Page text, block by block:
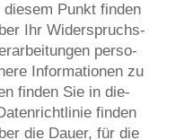
Punkt fin­den
Ihr Wider­spruchs­
per­so­
Infor­ma­tio­nen zu
fin­den Sie in die­
fin­den
die Dau­er, für die